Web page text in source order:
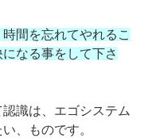
間を忘れてやれるこ
なる事をして下さ
識は、エゴシステム
、ものです。